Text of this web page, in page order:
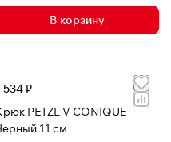
В корзину
534 ₽
PETZL V CONIQUE
11 см